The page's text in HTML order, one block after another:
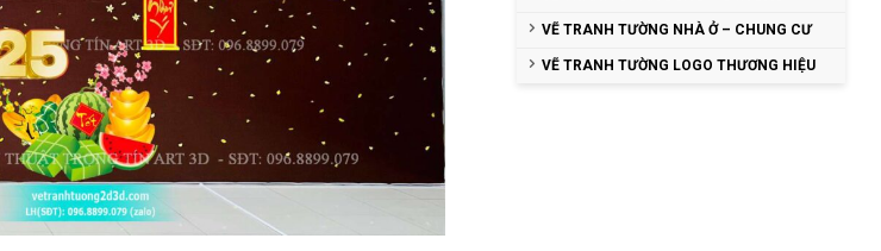
VẼ TRANH TƯỜNG NHÀ Ở – CHUNG CƯ
VẼ TRANH TƯỜNG LOGO THƯƠNG HIỆU